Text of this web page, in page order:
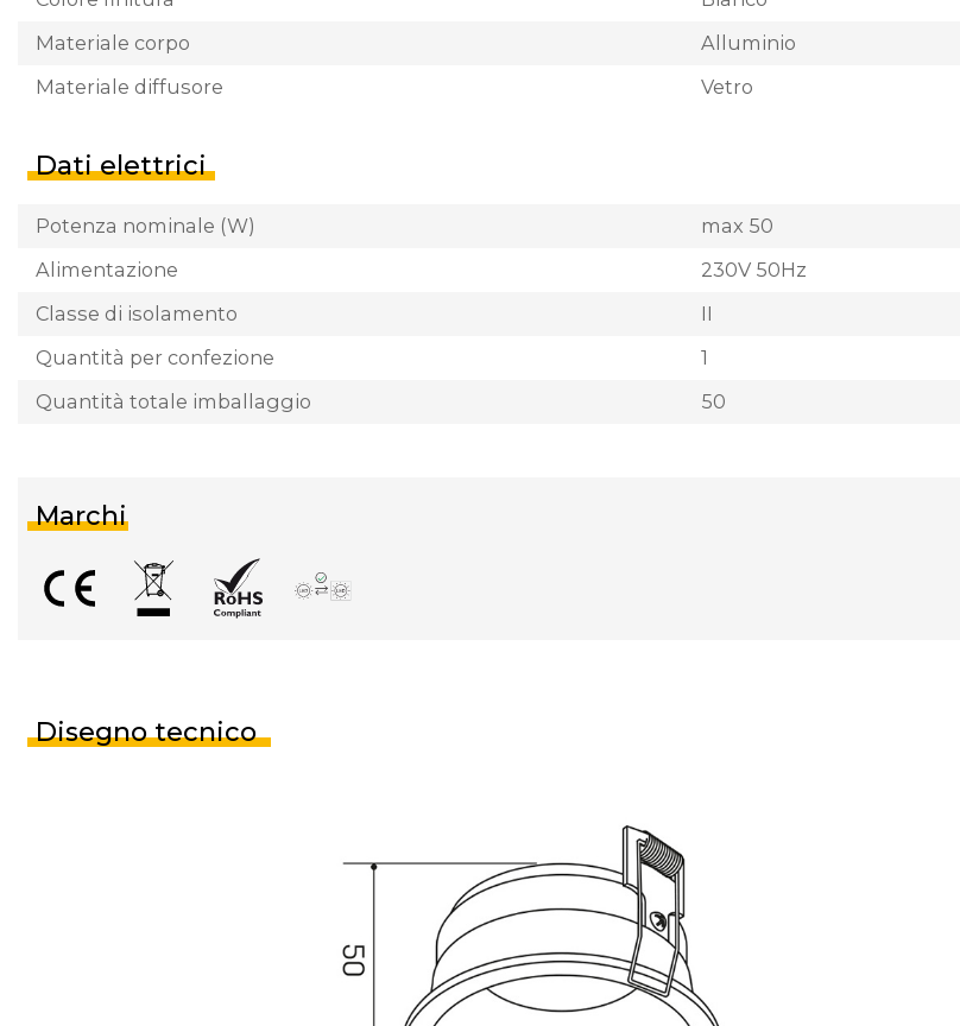
Materiale corpo
Alluminio
Materiale diffusore
Vetro
Dati elettrici
Potenza nominale (W)
max 50
Alimentazione
230V 50Hz
Classe di isolamento
II
Quantità per confezione
1
Quantità totale imballaggio
50
Marchi
Disegno tecnico